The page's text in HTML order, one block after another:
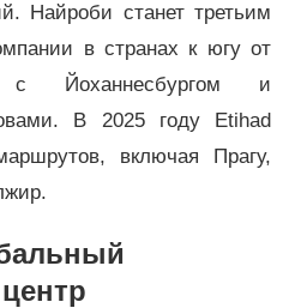
Найроби станет третьим
в странах к югу от
Йоханнесбургом и
В 2025 году Etihad
включая Прагу,